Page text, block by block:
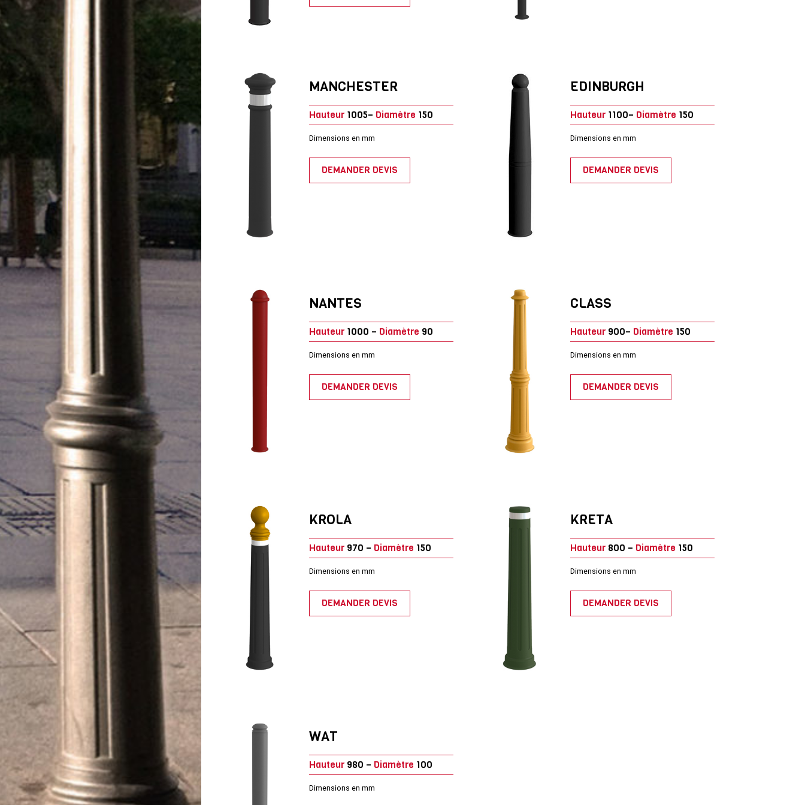
MANCHESTER
Hauteur 1005– Diamètre 150
Dimensions en mm
DEMANDER DEVIS
EDINBURGH
Hauteur 1100– Diamètre 150
Dimensions en mm
DEMANDER DEVIS
NANTES
Hauteur 1000 – Diamètre 90
Dimensions en mm
DEMANDER DEVIS
CLASS
Hauteur 900– Diamètre 150
Dimensions en mm
DEMANDER DEVIS
KROLA
Hauteur 970 – Diamètre 150
Dimensions en mm
DEMANDER DEVIS
KRETA
Hauteur 800 – Diamètre 150
Dimensions en mm
DEMANDER DEVIS
WAT
Hauteur 980 – Diamètre 100
Dimensions en mm